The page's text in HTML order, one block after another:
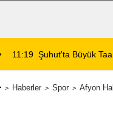
11:18 Afyon Cenaze
Haberler Spor Afyon